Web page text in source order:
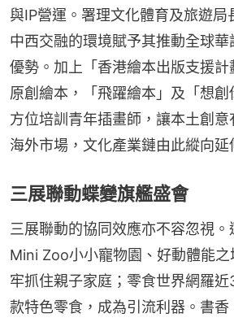
與IP營運。署理文化體育及旅遊局
中西交融的環境賦予其推動全球
優勢。加上「香港繪本出版支援
原創繪本，「飛躍繪本」及「想
方位培訓青年插畫師，讓本土創
海外市場，文化產業鏈由此縱向延
三展聯動蝶變旗艦盛會
三展聯動的協同效應亦不容忽視
Mini Zoo小小寵物園、好動體能
牢抓住親子家庭；零食世界網羅
款特色零食，成為引流利器。書